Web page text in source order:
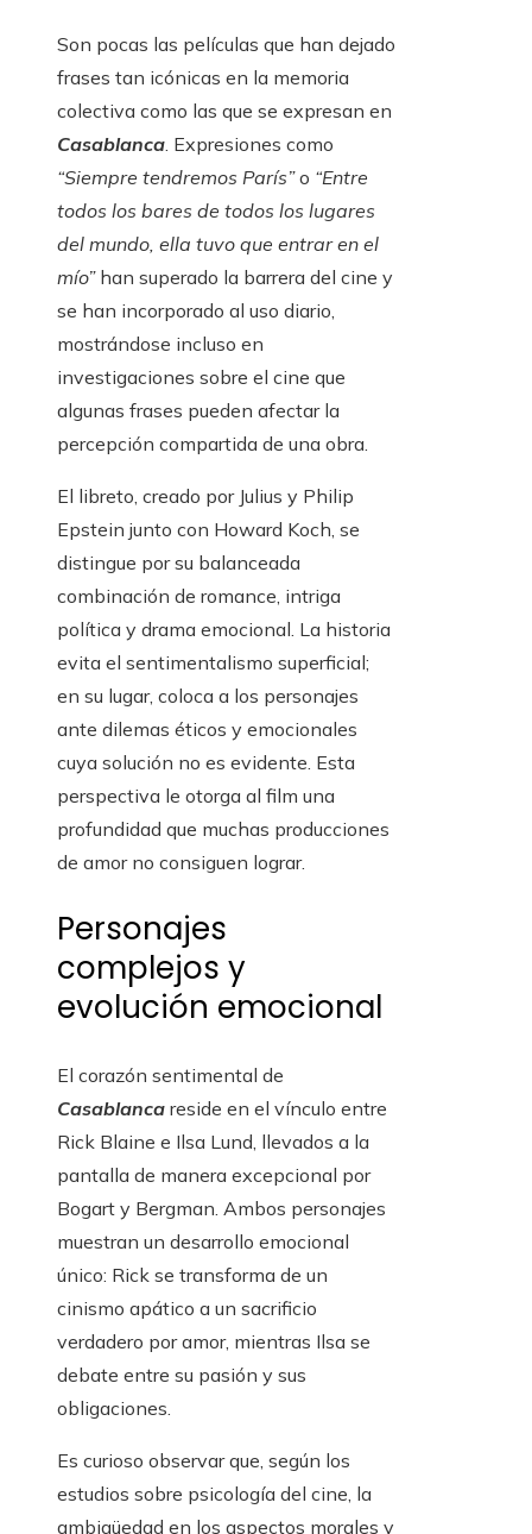
Son pocas las películas que han dejado
frases tan icónicas en la memoria
colectiva como las que se expresan en
Casablanca. Expresiones como
“Siempre tendremos París”o “Entre
todos los bares de todos los lugares
del mundo, ella tuvo que entrar en el
mío”han superado la barrera del cine y
se han incorporado al uso diario,
mostrándose incluso en
investigaciones sobre el cine que
algunas frases pueden afectar la
percepción compartida de una obra.
El libreto, creado por Julius y Philip
Epstein junto con Howard Koch, se
distingue por su balanceada
combinación de romance, intriga
política y drama emocional. La historia
evita el sentimentalismo superficial;
en su lugar, coloca a los personajes
ante dilemas éticos y emocionales
cuya solución no es evidente. Esta
perspectiva le otorga al film una
profundidad que muchas producciones
de amor no consiguen lograr.
Personajes
complejos y
evolución emocional
El corazón sentimental de
Casablanca reside en el vínculo entre
Rick Blaine e Ilsa Lund, llevados a la
pantalla de manera excepcional por
Bogart y Bergman. Ambos personajes
muestran un desarrollo emocional
único: Rick se transforma de un
cinismo apático a un sacrificio
verdadero por amor, mientras Ilsa se
debate entre su pasión y sus
obligaciones.
Es curioso observar que, según los
estudios sobre psicología del cine, la
ambigüedad en los aspectos morales y